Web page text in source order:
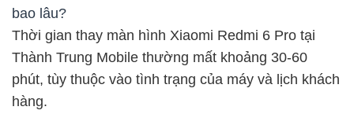
bao lâu?
Thời gian thay màn hình Xiaomi Redmi 6 Pro tại
Thành Trung Mobile thường mất khoảng 30-60
phút, tùy thuộc vào tình trạng của máy và lịch khách
hàng.